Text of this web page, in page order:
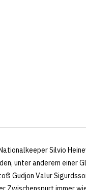
Silvio
unter anderem einer
Gudjon Valur